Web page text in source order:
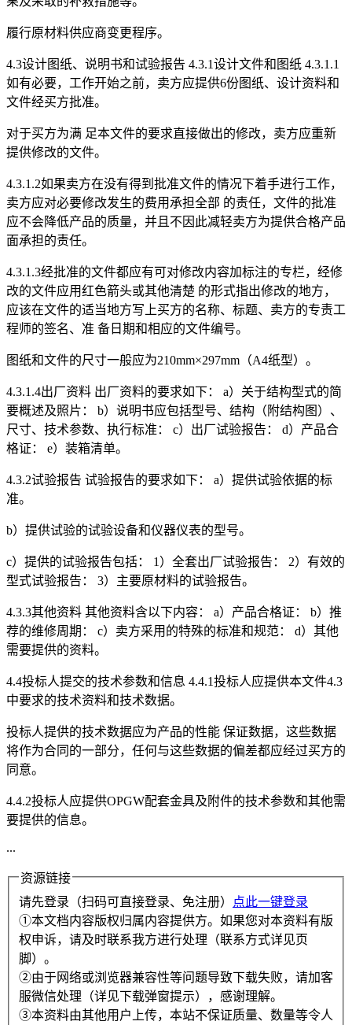
履行原材料供应商变更程序。
4.3设计图纸、说明书和试验报告 4.3.1设计文件和图纸 4.3.1.1
如有必要，工作开始之前，卖方应提供6份图纸、设计资料和
文件经买方批准。
对于买方为满 足本文件的要求直接做出的修改，卖方应重新
提供修改的文件。
4.3.1.2如果卖方在没有得到批准文件的情况下着手进行工作，
卖方应对必要修改发生的费用承担全部 的责任，文件的批准
应不会降低产品的质量，并且不因此减轻卖方为提供合格产品
面承担的责任。
4.3.1.3经批准的文件都应有可对修改内容加标注的专栏，经修
改的文件应用红色箭头或其他清楚 的形式指出修改的地方，
应该在文件的适当地方写上买方的名称、标题、卖方的专责工
程师的签名、准 备日期和相应的文件编号。
图纸和文件的尺寸一般应为210mm×297mm（A4纸型）。
4.3.1.4出厂资料 出厂资料的要求如下： a）关于结构型式的简
要概述及照片： b）说明书应包括型号、结构（附结构图）、
尺寸、技术参数、执行标准： c）出厂试验报告： d）产品合
格证： e）装箱清单。
4.3.2试验报告 试验报告的要求如下： a）提供试验依据的标
准。
b）提供试验的试验设备和仪器仪表的型号。
c）提供的试验报告包括： 1）全套出厂试验报告： 2）有效的
型式试验报告： 3）主要原材料的试验报告。
4.3.3其他资料 其他资料含以下内容： a）产品合格证： b）推
荐的维修周期： c）卖方采用的特殊的标准和规范： d）其他
需要提供的资料。
4.4投标人提交的技术参数和信息 4.4.1投标人应提供本文件4.3
中要求的技术资料和技术数据。
投标人提供的技术数据应为产品的性能 保证数据，这些数据
将作为合同的一部分，任何与这些数据的偏差都应经过买方的
同意。
4.4.2投标人应提供OPGW配套金具及附件的技术参数和其他需
要提供的信息。
...
资源链接
请先登录（扫码可直接登录、免注册）
点此一键登录
①本文档内容版权归属内容提供方。如果您对本资料有版
权申诉，请及时联系我方进行处理（联系方式详见页
脚）。
②由于网络或浏览器兼容性等问题导致下载失败，请加客
服微信处理（详见下载弹窗提示），感谢理解。
③本资料由其他用户上传，本站不保证质量、数量等令人